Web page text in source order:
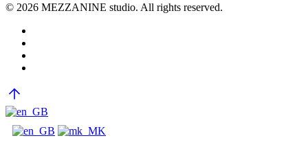
© 2026 MEZZANINE studio. All rights reserved.